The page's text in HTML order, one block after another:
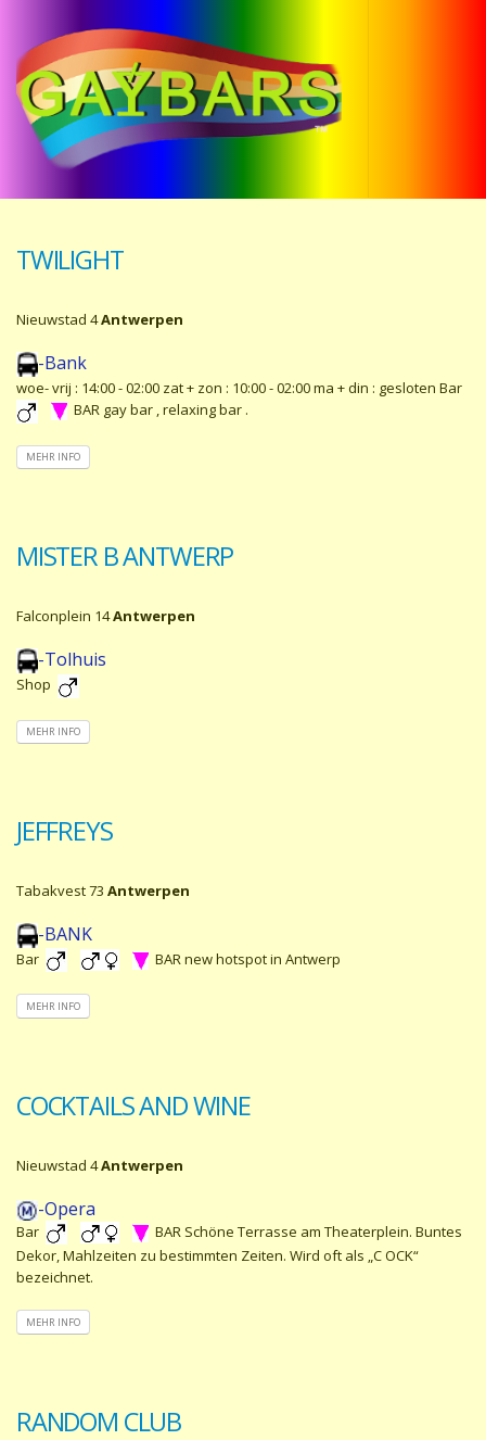
TWILIGHT
Nieuwstad 4Antwerpen
-Bank
woe- vrij : 14:00 - 02:00 zat + zon : 10:00 - 02:00 ma + din : gesloten Bar
BAR gay bar , relaxing bar .
MEHR INFO
MISTER B ANTWERP
Falconplein 14Antwerpen
-Tolhuis
Shop
MEHR INFO
JEFFREYS
Tabakvest 73 Antwerpen
-BANK
Bar BAR new hotspot in Antwerp
MEHR INFO
COCKTAILS AND WINE
Nieuwstad 4Antwerpen
-Opera
Bar
BAR Schöne Terrasse am Theaterplein. Buntes
Dekor, Mahlzeiten zu bestimmten Zeiten. Wird oft als „C OCK“
bezeichnet.
MEHR INFO
RANDOM CLUB